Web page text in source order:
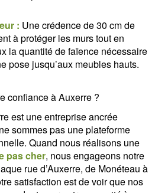
: Une crédence de 30 cm de
à protéger les murs tout en
la quantité de faïence nécessaire
pose jusqu’aux meubles hauts.
confiance à Auxerre ?
est une entreprise ancrée
sommes pas une plateforme
Quand nous réalisons une
pas cher, nous engageons notre
rue d’Auxerre, de Monéteau à
satisfaction est de voir que nos